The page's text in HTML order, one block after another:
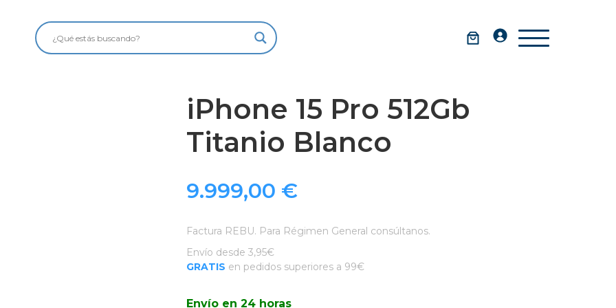
iPhone 15 Pro 512Gb
Titanio Blanco
9.999,00 €
Factura REBU. Para Régimen General consúltanos.
Envío desde 3,95€
GRATIS en pedidos superiores a 99€
Envío en 24 horas